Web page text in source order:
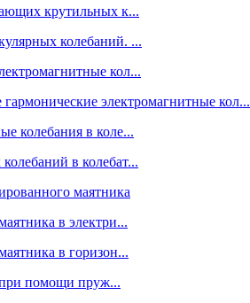
крутильных к...
колебаний. ...
кол...
электромагнитные кол...
колебания в коле...
в колебат...
маятника
в электри...
в горизон...
при помощи пруж...